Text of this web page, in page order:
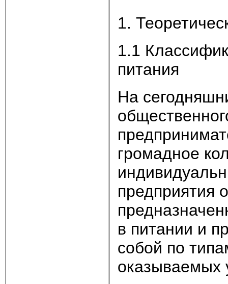
1.
1.1
питания
На
громадное
предприятия
в питании и
собой по
оказываемых